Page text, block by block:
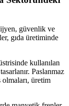
güvenlik ve
gıda üretiminde
kullanılan
Paslanmaz
üretim